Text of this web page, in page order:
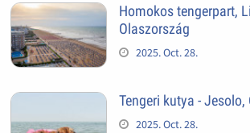
Homokos tengerpart,
Olaszország
2025. Oct. 28.
Tengeri kutya - Jesolo,
2025. Oct. 28.